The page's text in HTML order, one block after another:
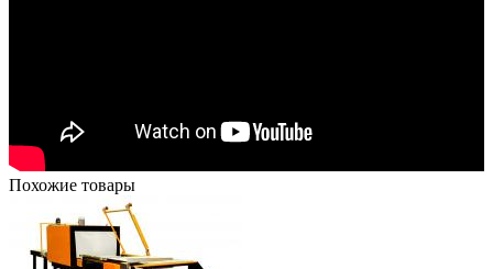
Похожие товары